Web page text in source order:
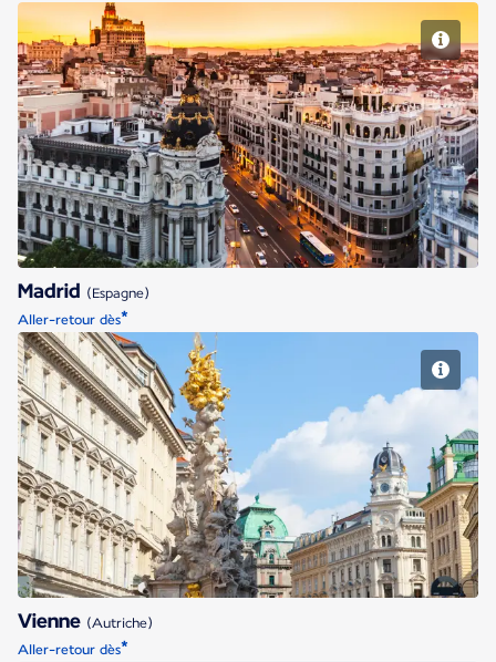
Madrid
Madrid (Espagne)
Aller-retour dès*
Vienne
Vienne (Autriche)
Aller-retour dès*